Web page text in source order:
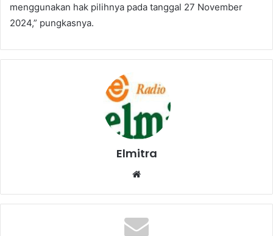
menggunakan hak pilihnya pada tanggal 27 November
2024,” pungkasnya.
Elmitra
Website